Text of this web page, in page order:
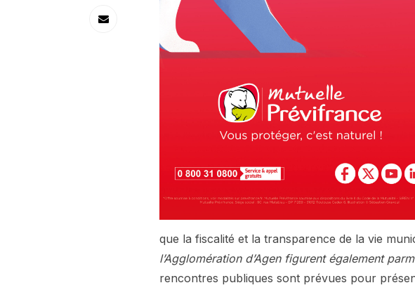
que la fiscalité et la transparence de la vie
l’Agglomération d’Agen figurent également
rencontres publiques sont prévues pour